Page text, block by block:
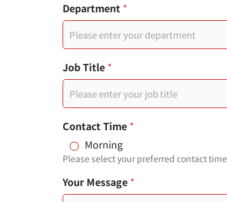
t
a
t
s
+
1
Department *
Job Title *
Contact Time *
Morning
Please select your preferred contact time
部
門
Your Message *